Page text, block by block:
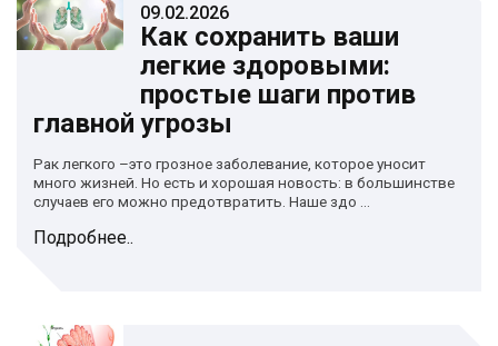
09.02.2026
Как сохранить ваши
легкие здоровыми:
простые шаги против
главной угрозы
Рак легкого –это грозное заболевание, которое уносит
много жизней. Но есть и хорошая новость: в большинстве
случаев его можно предотвратить. Наше здо ...
Подробнее..